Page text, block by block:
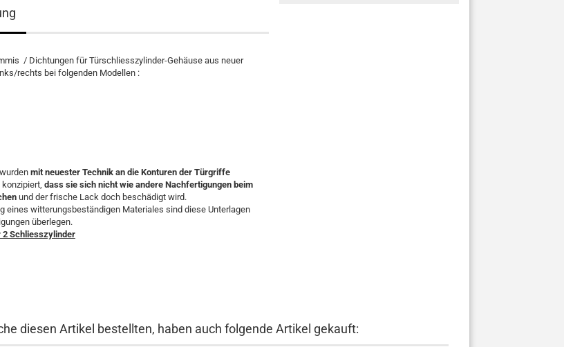
/ Dichtungen für Türschliesszylinder-Gehäuse aus neuer
rechts bei folgenden Modellen :
mit neuester Technik an die Konturen der Türgriffe
dass sie sich nicht wie andere Nachfertigungen beim
und der frische Lack doch beschädigt wird.
eines witterungsbeständigen Materiales sind diese Unterlagen
überlegen.
2 Schliesszylinder
diesen Artikel bestellten, haben auch folgende Artikel gekauft: